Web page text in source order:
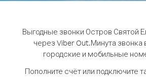
Выгодные звонки Остров Святой
через Viber Out.Минута звонка
городские и мобильные
Пополните счёт или подключите